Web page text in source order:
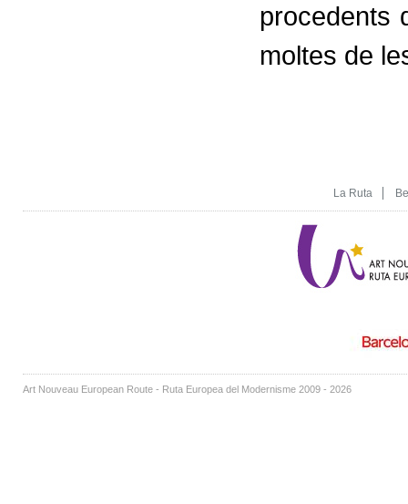
procedents
moltes de
La Ruta
Art Nouveau European Route - Ruta Europea del Modernisme 2009 - 2026